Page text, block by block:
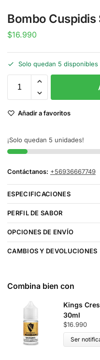
Bombo Cuspidis
$16.990
Solo quedan 5 disponibles
Añadir a favoritos
¡Solo quedan 5 unidades!
Contáctanos: +56936667749
ESPECIFICACIONES
PERFIL DE SABOR
OPCIONES DE ENVÍO
CAMBIOS Y DEVOLUCIONES
Combina bien con
Kings
30ml
$16.990
Ser